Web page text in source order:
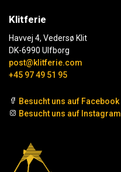
Klitferie
Havvej 4, Vedersø Klit
DK-6990 Ulfborg
post@klitferie.com
+45 97 49 51 95
Besucht uns auf Facebook
Besucht uns auf Instagram